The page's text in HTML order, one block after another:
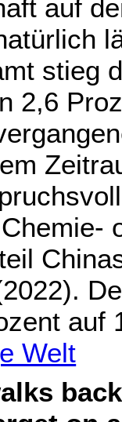
auf
stieg
2,6
auf
Welt